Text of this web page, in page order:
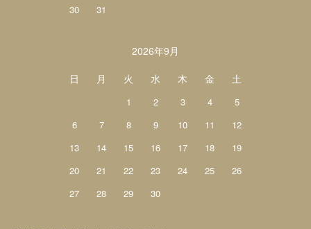
30
31
2026年9月
日
月 火 水 木 金 土
1 2 3 4
5
6
7 8 9 10 11
12
13
14 15 16 17 18
19
20
21 22 23 24 25
26
27
28 29 30